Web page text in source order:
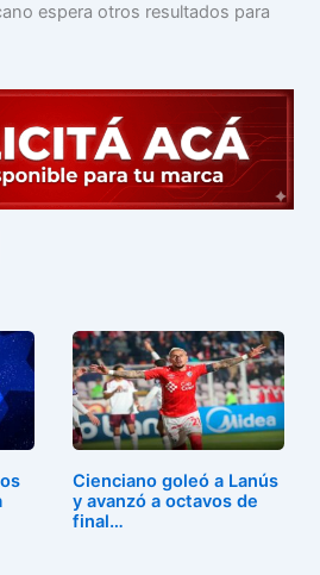
espera otros resultados para
m
p
ar
tir
Cienciano goleó a Lanús
y avanzó a octavos de
final…